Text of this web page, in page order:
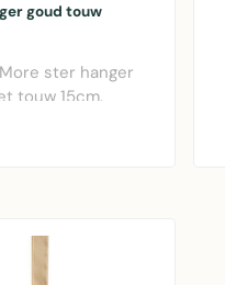
goud touw
ster hanger
touw 15cm.
metalen